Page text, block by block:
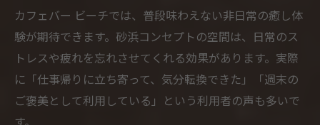
ビーチ感覚のカフェバー活用アイデア集
カフェバー利用で叶う心地良い時間作り
カフェバーで気軽な非日常を楽しむコツ
リゾート風カフェバーでの過ごし方ポイン
カフェバー ビーチでは、普段味わえない非日常の癒し体
験が期待できます。砂浜コンセプトの空間は、日常のス
トレスや疲れを忘れさせてくれる効果があります。実際
に「仕事帰りに立ち寄って、気分転換できた」「週末の
ご褒美として利用している」という利用者の声も多いで
す。